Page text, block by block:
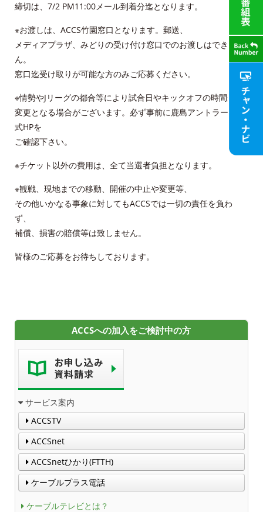
締切は、7/2 PM11:00メール到着分迄となります。
※お渡しは、ACCS竹園窓口となります。郵送、
メディアプラザ、みどりの受け付け窓口でのお渡しはできませ
ん。
窓口迄受け取りが可能な方のみご応募ください。
※情勢やJリーグの都合等により試合日やキックオフの時間が
変更となる場合がございます。必ず事前に鹿島アントラーズ公
式HPを
ご確認下さい。
※チケット以外の費用は、全て当選者負担となります。
※観戦、現地までの移動、開催の中止や変更等、
その他いかなる事象に対してもACCSでは一切の責任を負わ
ず、
補償、損害の賠償等は致しません。
皆様のご応募をお待ちしております。
ACCSへの加入をご検討中の方
サービス案内
ACCSTV
ACCSnet
ACCSnetひかり(FTTH)
ケーブルプラス電話
ケーブルテレビとは？
つくばもん（地域情報サイト）